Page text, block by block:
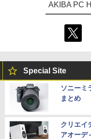
AKIBA PC
Special Site
ソニーミ
まとめ
クリエイ
アオーデ